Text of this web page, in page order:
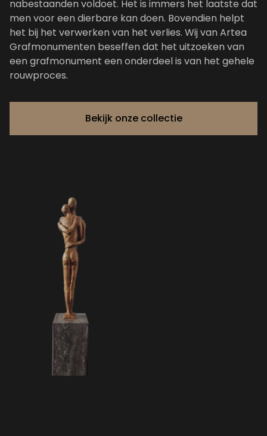
nabestaanden voldoet. Het is immers het laatste dat
men voor een dierbare kan doen. Bovendien helpt
het bij het verwerken van het verlies. Wij van Artea
Grafmonumenten beseffen dat het uitzoeken van
een grafmonument een onderdeel is van het gehele
rouwproces.
Bekijk onze collectie